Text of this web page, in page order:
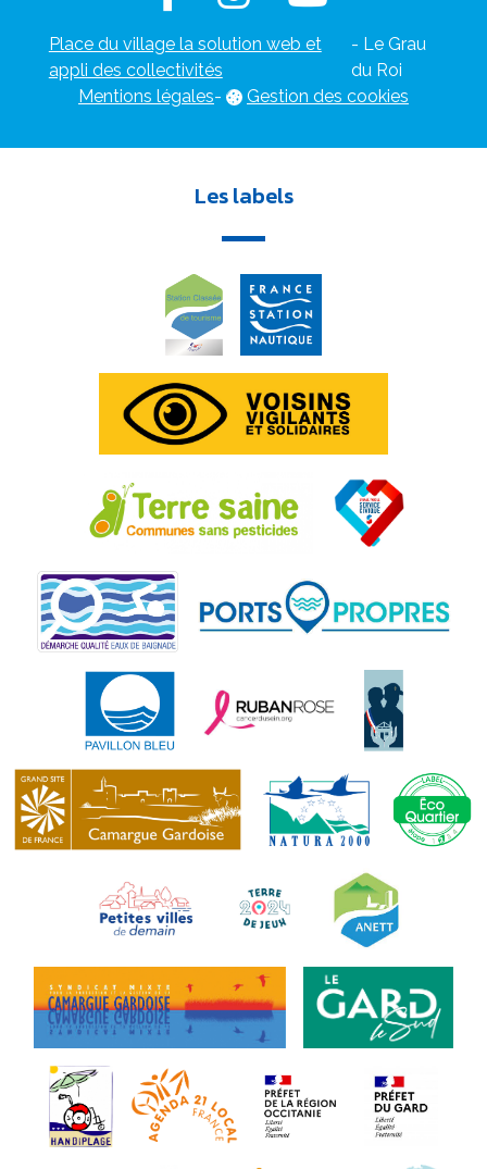
Place du village la solution web et
appli des collectivités
- Le Grau
du Roi
Mentions légales- Gestion des cookies
Les labels